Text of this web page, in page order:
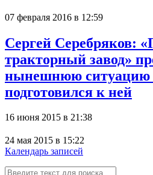
07 февраля 2016 в 12:59
Сергей Серебряков:
тракторный завод»
нынешнюю ситуацию
подготовился к ней
16 июня 2015 в 21:38
24 мая 2015 в 15:22
Календарь записей